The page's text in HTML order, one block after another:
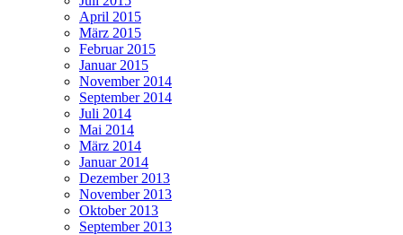
April 2015
März 2015
Februar 2015
Januar 2015
November 2014
September 2014
Juli 2014
Mai 2014
März 2014
Januar 2014
Dezember 2013
November 2013
Oktober 2013
September 2013